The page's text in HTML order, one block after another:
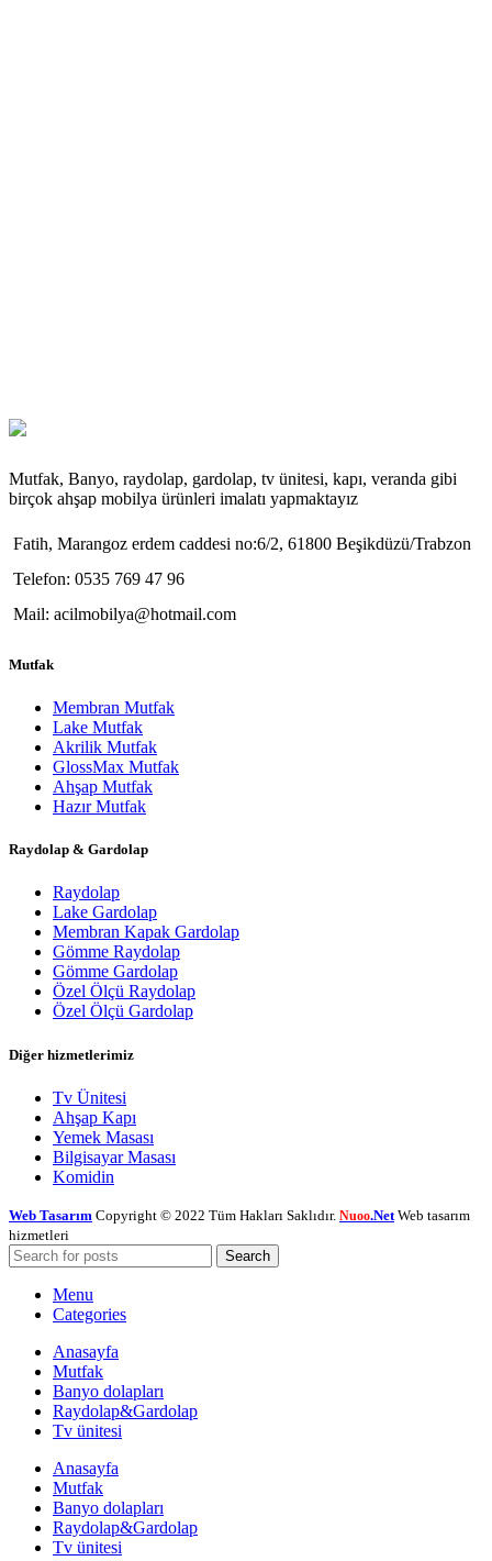
Mutfak, Banyo, raydolap, gardolap, tv ünitesi, kapı, veranda gibi
birçok ahşap mobilya ürünleri imalatı yapmaktayız
Fatih, Marangoz erdem caddesi no:6/2, 61800 Beşikdüzü/Trabzon
Telefon: 0535 769 47 96
Mail: acilmobilya@hotmail.com
Mutfak
Membran Mutfak
Lake Mutfak
Akrilik Mutfak
GlossMax Mutfak
Ahşap Mutfak
Hazır Mutfak
Raydolap & Gardolap
Raydolap
Lake Gardolap
Membran Kapak Gardolap
Gömme Raydolap
Gömme Gardolap
Özel Ölçü Raydolap
Özel Ölçü Gardolap
Diğer hizmetlerimiz
Tv Ünitesi
Ahşap Kapı
Yemek Masası
Bilgisayar Masası
Komidin
Web Tasarım Copyright © 2022 Tüm Hakları Saklıdır. Nuoo.Net Web tasarım
hizmetleri
Search
Menu
Categories
Anasayfa
Mutfak
Banyo dolapları
Raydolap&Gardolap
Tv ünitesi
Anasayfa
Mutfak
Banyo dolapları
Raydolap&Gardolap
Tv ünitesi